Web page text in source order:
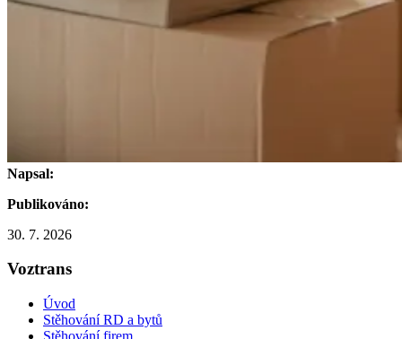
Napsal:
Publikováno:
30. 7. 2026
Voztrans
Úvod
Stěhování RD a bytů
Stěhování firem